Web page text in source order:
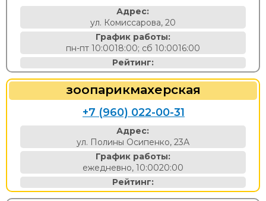
Адрес:
ул. Комиссарова, 20
График работы:
пн-пт 10:0018:00; сб 10:0016:00
Рейтинг:
зоопарикмахерская
+7 (960) 022-00-31
Адрес:
ул. Полины Осипенко, 23А
График работы:
ежедневно, 10:0020:00
Рейтинг: